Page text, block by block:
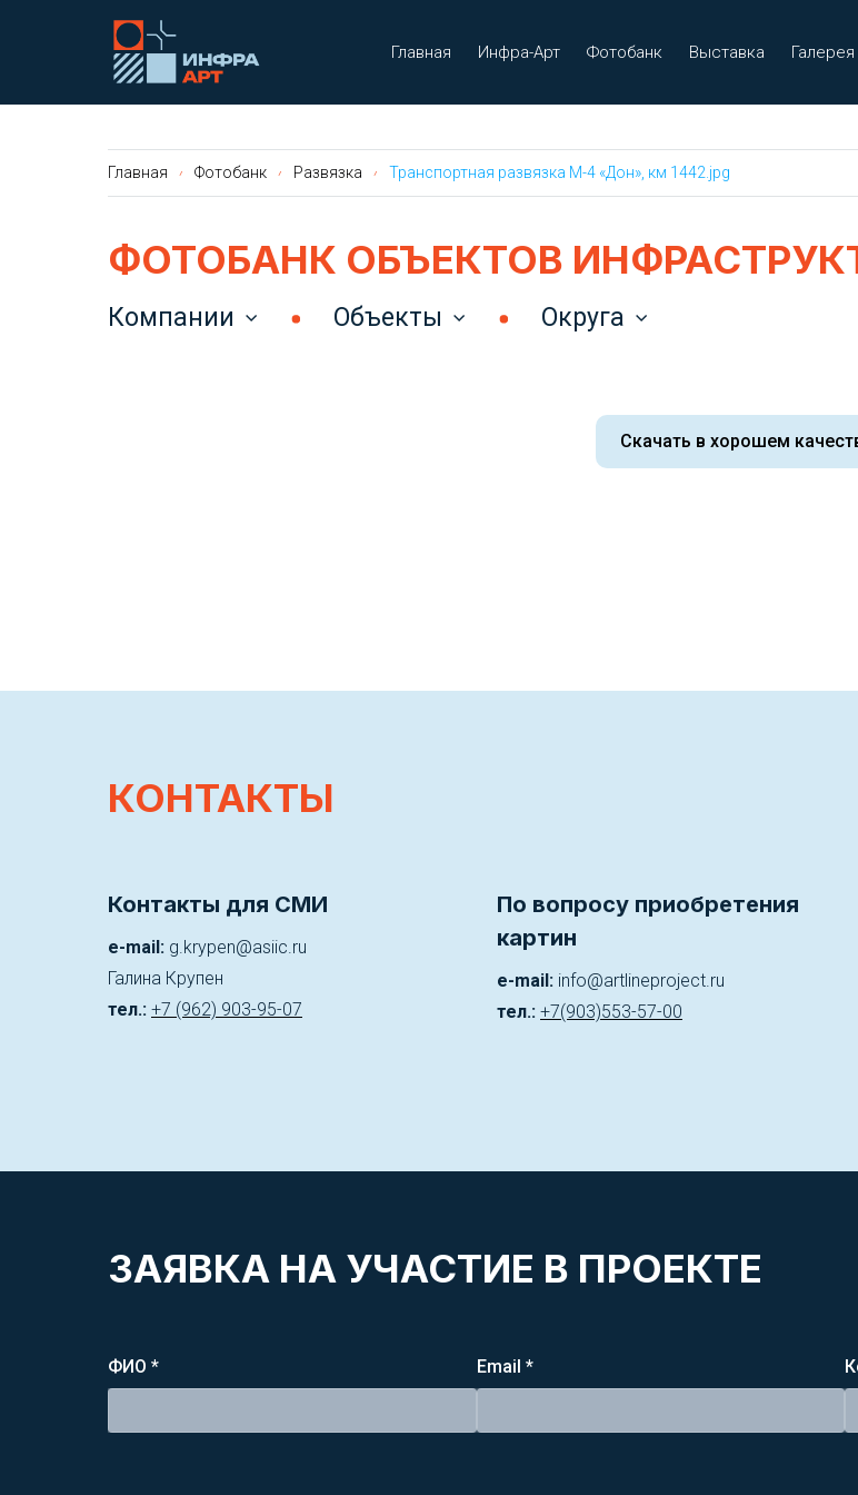
Главная Инфра-Арт Фотобанк Выставка Галерея
Главная Фотобанк Развязка Транспортная развязка М-4 «Дон», км 1442.jpg
ФОТОБАНК ОБЪЕКТОВ
Компании Объекты Округа
Скачать в хорошем
КОНТАКТЫ
Контакты для СМИ
e-mail: g.krypen@asiic.ru
Галина Крупен
тел.: +7 (962) 903-95-07
По вопросу приобретения
картин
e-mail: info@artlineproject.ru
тел.: +7(903)553-57-00
ЗАЯВКА НА УЧАСТИЕ В ПРОЕКТЕ
ФИО * Email *